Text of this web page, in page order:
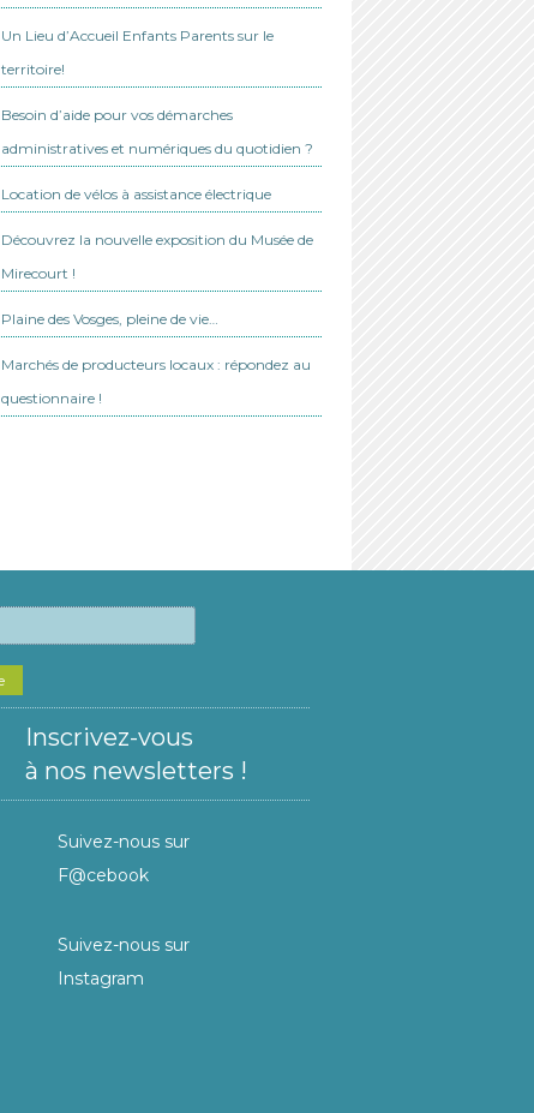
Un Lieu d’Accueil Enfants Parents sur le
territoire!
Besoin d’aide pour vos démarches
administratives et numériques du quotidien ?
Location de vélos à assistance électrique
Découvrez la nouvelle exposition du Musée de
Mirecourt !
Plaine des Vosges, pleine de vie…
Marchés de producteurs locaux : répondez au
questionnaire !
Inscrivez-vous
à nos newsletters !
Suivez-nous sur
F@cebook
Suivez-nous sur
Instagram